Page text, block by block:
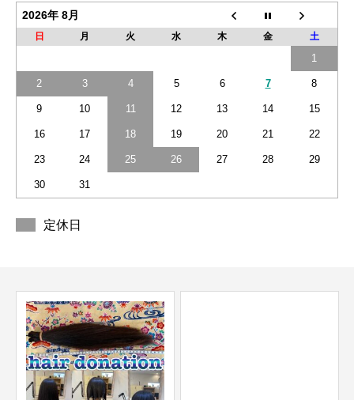
2026年 8月
日 月 火 水 木 金 土
1
2 3 4 5 6 7 8
9 10 11 12 13 14 15
16 17 18 19 20 21 22
23 24 25 26 27 28 29
30 31
定休日